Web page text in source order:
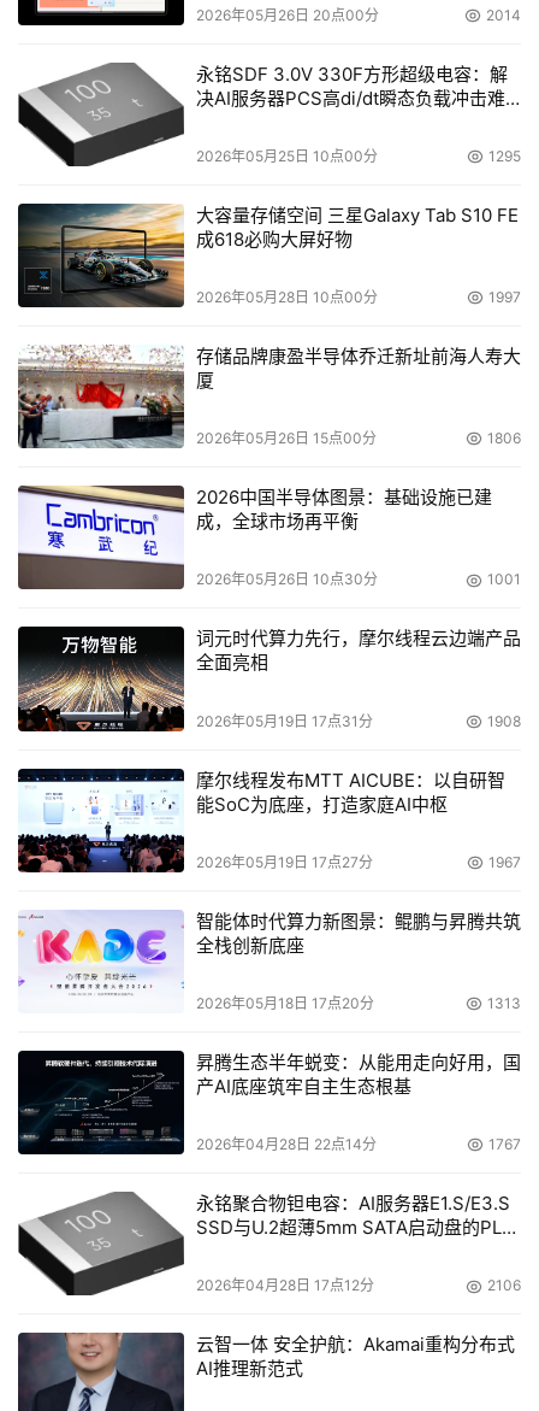
2026年05月26日 20点00分 2014
永铭SDF 3.0V 330F方形超级电容：解
决AI服务器PCS高di/dt瞬态负载冲击难
2026年05月25日 10点00分 1295
大容量存储空间 三星Galaxy Tab S10 FE
成618必购大屏好物
2026年05月28日 10点00分 1997
存储品牌康盈半导体乔迁新址前海人寿大
厦
2026年05月26日 15点00分 1806
2026中国半导体图景：基础设施已建
成，全球市场再平衡
2026年05月26日 10点30分 1001
词元时代算力先行，摩尔线程云边端产品
全面亮相
2026年05月19日 17点31分 1908
摩尔线程发布MTT AICUBE：以自研智
能SoC为底座，打造家庭AI中枢
2026年05月19日 17点27分 1967
智能体时代算力新图景：鲲鹏与昇腾共筑
全栈创新底座
2026年05月18日 17点20分 1313
昇腾生态半年蜕变：从能用走向好用，国
产AI底座筑牢自主生态根基
2026年04月28日 22点14分 1767
永铭聚合物钽电容：AI服务器E1.S/E3.S
SSD与U.2超薄5mm SATA启动盘的PLP
2026年04月28日 17点12分 2106
云智一体 安全护航：Akamai重构分布式
AI推理新范式